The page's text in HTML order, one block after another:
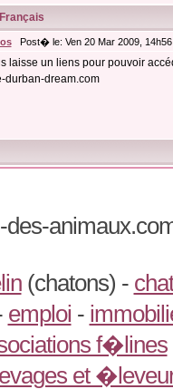
Post� le: Ven 20 Mar 2009,
laisse un liens pour pouvoir
durban-dream.com
(chatons) -
emploi -
f�lines
et